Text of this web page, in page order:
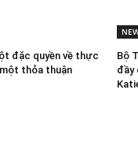
đặc quyền về thực
thỏa thuận
Bộ
đầy